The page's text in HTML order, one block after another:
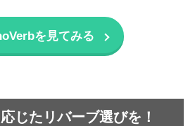
を見てみる
じたリバーブ選びを！